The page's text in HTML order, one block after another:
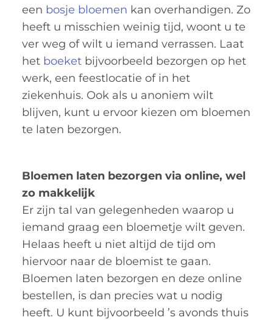
een bosje bloemen kan overhandigen. Zo
heeft u misschien weinig tijd, woont u te
ver weg of wilt u iemand verrassen. Laat
het boeket bijvoorbeeld bezorgen op het
werk, een feestlocatie of in het
ziekenhuis. Ook als u anoniem wilt
blijven, kunt u ervoor kiezen om bloemen
te laten bezorgen.
Bloemen laten bezorgen via online, wel
zo makkelijk
Er zijn tal van gelegenheden waarop u
iemand graag een bloemetje wilt geven.
Helaas heeft u niet altijd de tijd om
hiervoor naar de bloemist te gaan.
Bloemen laten bezorgen en deze online
bestellen, is dan precies wat u nodig
heeft. U kunt bijvoorbeeld ’s avonds thuis